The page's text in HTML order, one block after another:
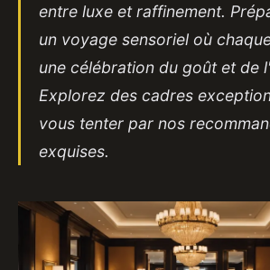
entre luxe et raffinement.
un voyage sensoriel où
une célébration du goût et de
Explorez des cadres
vous tenter par nos
exquises.